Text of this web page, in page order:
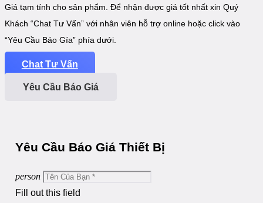
Giá tạm tính cho sản phẩm. Để nhận được giá tốt nhất xin Quý
Khách “Chat Tư Vấn” với nhân viên hỗ trợ online hoặc click vào
“Yêu Cầu Báo Gía” phía dưới.
Chat Tư Vấn
Yêu Cầu Báo Giá
Yêu Cầu Báo Giá Thiết Bị
person
Fill out this field